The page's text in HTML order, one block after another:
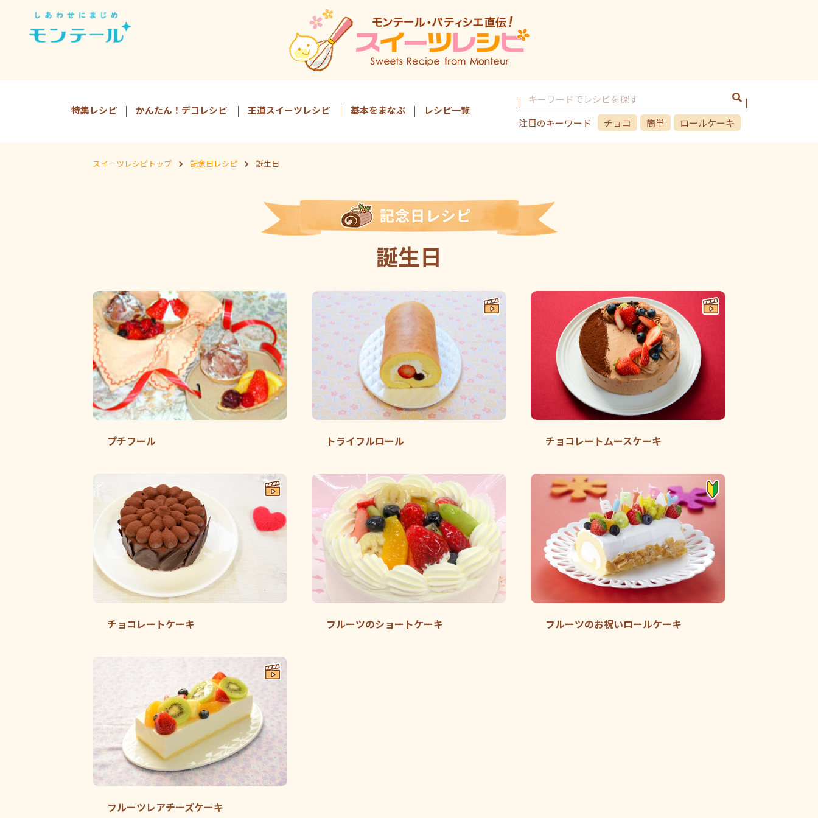
注目のキーワード チョコ 簡単 ロールケーキ
特集レシピ かんたん！デコレシピ 王道スイーツレシピ 基本をまなぶ レシピ一覧
スイーツレシピトップ 記念日レシピ 誕生日
誕生日
プチフール トライフルロール チョコレートムースケーキ
チョコレートケーキ フルーツのショートケーキ フルーツのお祝いロールケーキ
フルーツレアチーズケーキ